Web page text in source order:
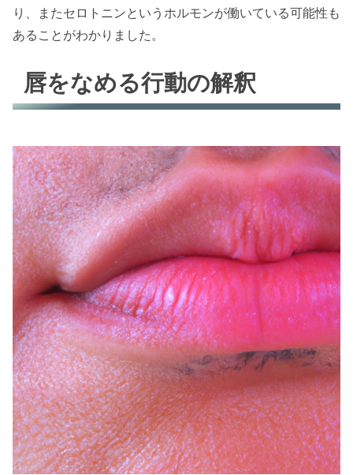
り、またセロトニンというホルモンが働いている可能性も
あることがわかりました。
唇をなめる行動の解釈